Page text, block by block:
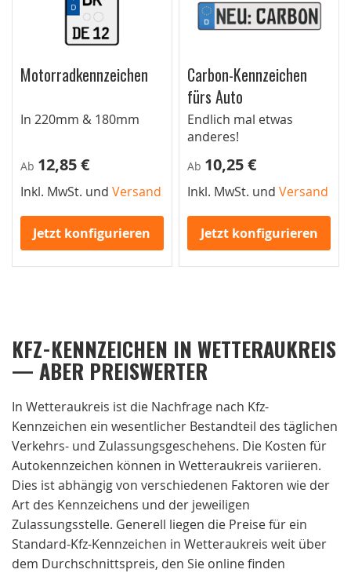
Motorradkennzeichen
In 220mm & 180mm
Ab 12,85 €
Inkl. MwSt. und Versand
Jetzt konfigurieren
Carbon-Kennzeichen
fürs Auto
Endlich mal etwas
anderes!
Ab 10,25 €
Inkl. MwSt. undVersand
Jetzt konfigurieren
KFZ-KENNZEICHEN IN WETTERAUKREIS
— ABER PREISWERTER
In Wetteraukreis ist die Nachfrage nach Kfz-
Kennzeichen ein wesentlicher Bestandteil des täglichen
Verkehrs- und Zulassungsgeschehens. Die Kosten für
Autokennzeichen können in Wetteraukreis variieren.
Dies ist abhängig von verschiedenen Faktoren wie der
Art des Kennzeichens und der jeweiligen
Zulassungsstelle. Generell liegen die Preise für ein
Standard-Kfz-Kennzeichen in Wetteraukreis weit über
dem Durchschnittspreis, den Sie online finden